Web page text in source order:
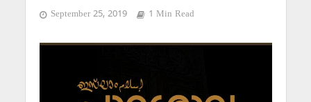
September 25, 2019 1 Min Read